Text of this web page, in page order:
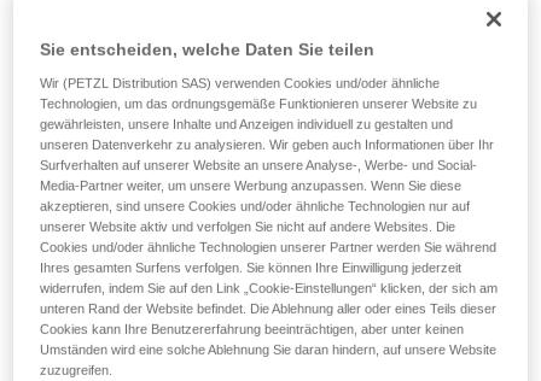
einem Profi, ob Sie in der Lage sind, den
Sie ihn eigenständig durchführen.
Wir geben Beispiele für die mit Ihrer Aktivität
verbundenen Techniken. Möglicherweise gibt es
noch andere Techniken, die hier nicht
beschrieben werden.
Sichern mit dem REVERSO
Das REVERSO ist ein Sicherungs- und Abseilgerät, bei dem
die gleichen Handgriffe zum Einsatz kommen wie bei den
meisten anderen Sicherungsgeräten (z.B. Tube). Wir stellen
in diesem Video die für die Sicherungsgeräte von Petzl
(VERSO, REVERSO et UNIREVERSO) anzuwendende
Sicherungstechnik vor.
Sie entscheiden, welche Daten Sie teilen
Wir (PETZL Distribution SAS) verwenden Cookies und/oder ähnliche
Technologien, um das ordnungsgemäße Funktionieren unserer Website zu
gewährleisten, unsere Inhalte und Anzeigen individuell zu gestalten und
unseren Datenverkehr zu analysieren. Wir geben auch Informationen über Ihr
Surfverhalten auf unserer Website an unsere Analyse-, Werbe- und Social-
Media-Partner weiter, um unsere Werbung anzupassen. Wenn Sie diese
akzeptieren, sind unsere Cookies und/oder ähnliche Technologien nur auf
unserer Website aktiv und verfolgen Sie nicht auf andere Websites. Die
Cookies und/oder ähnliche Technologien unserer Partner werden Sie während
Ihres gesamten Surfens verfolgen. Sie können Ihre Einwilligung jederzeit
widerrufen, indem Sie auf den Link „Cookie-Einstellungen“ klicken, der sich am
unteren Rand der Website befindet. Die Ablehnung aller oder eines Teils dieser
Cookies kann Ihre Benutzererfahrung beeinträchtigen, aber unter keinen
Umständen wird eine solche Ablehnung Sie daran hindern, auf unsere Website
zuzugreifen.